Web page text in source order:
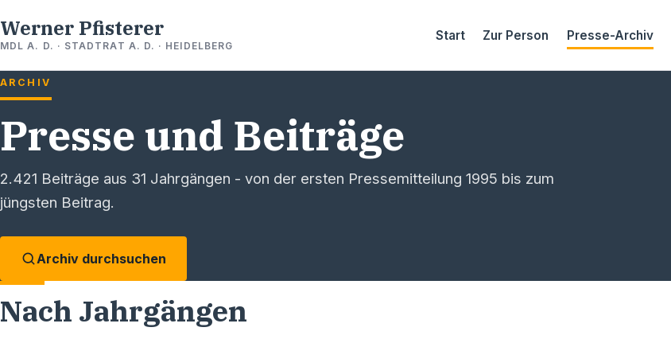
Werner Pfisterer
MDL A. D. · STADTRAT A. D. · HEIDELBERG
Start Zur Person Presse-Archiv
ARCHIV
Presse und Beiträge
2.421 Beiträge aus 31 Jahrgängen - von der ersten Pressemitteilung 1995 bis zum
jüngsten Beitrag.
Archiv durchsuchen
Nach Jahrgängen